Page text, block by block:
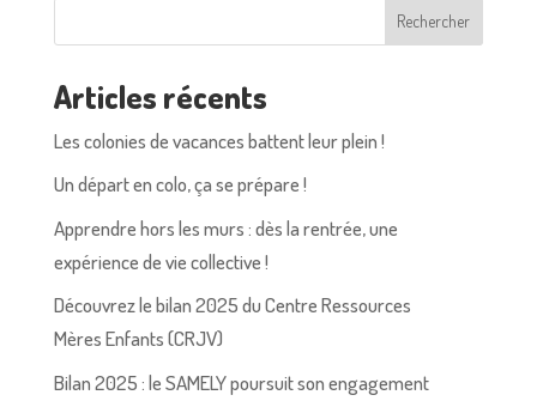
Rechercher
Articles récents
Les colonies de vacances battent leur plein !
Un départ en colo, ça se prépare !
Apprendre hors les murs : dès la rentrée, une
expérience de vie collective !
Découvrez le bilan 2025 du Centre Ressources
Mères Enfants (CRJV)
Bilan 2025 : le SAMELY poursuit son engagement